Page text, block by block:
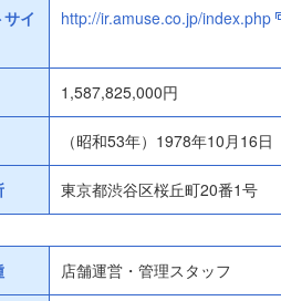
イ
http://ir.amuse.co.jp/index.php
1,587,825,000円
（昭和53年）1978年10月16日
東京都渋谷区桜丘町20番1号
店舗運営・管理スタッフ